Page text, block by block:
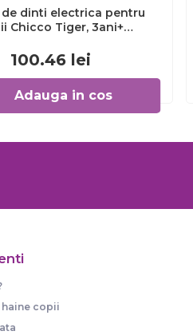
Adauga in cos
de dinti electrica pentru
Chicco Tiger, 3ani+
100.46 lei
copii